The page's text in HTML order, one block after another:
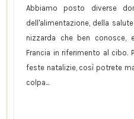
Abbiamo posto diverse
dell'alimentazione, della
nizzarda che ben
Francia in riferimento al cibo.
feste natalizie, così potrete
colpa...